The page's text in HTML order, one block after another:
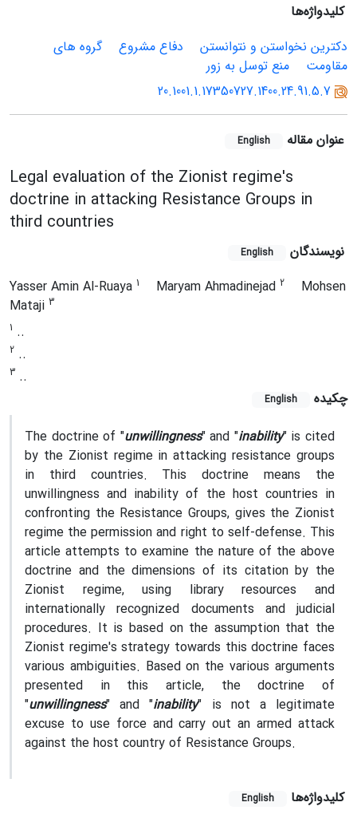
کلیدواژه‌ها
دکترین نخواستن و نتوانستن
دفاع مشروع
گروه ‏های
مقاومت
منع توسل به زور
20.1001.1.17350727.1400.24.91.5.7
عنوان مقاله English
Legal evaluation of the Zionist regime's
doctrine in attacking Resistance Groups in
third countries
نویسندگان English
Yasser Amin Al-Ruaya 1 Maryam Ahmadinejad 2
Mohsen
Mataji 3
1 ..
2 ..
3 ..
چکیده
English
The doctrine of "unwillingness" and "inability" is cited
by the Zionist regime in attacking resistance groups
in third countries. This doctrine means the
unwillingness and inability of the host countries in
confronting the Resistance Groups, gives the Zionist
regime the permission and right to self-defense. This
article attempts to examine the nature of the above
doctrine and the dimensions of its citation by the
Zionist regime, using library resources and
internationally recognized documents and judicial
procedures. It is based on the assumption that the
Zionist regime's strategy towards this doctrine faces
various ambiguities. Based on the various arguments
presented in this article, the doctrine of
"unwillingness" and "inability" is not a legitimate
excuse to use force and carry out an armed attack
against the host country of Resistance Groups.
کلیدواژه‌ها English